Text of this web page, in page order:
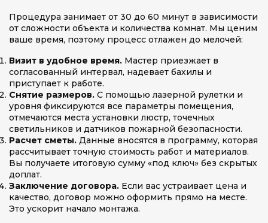
Процедура занимает от 30 до 60 минут в зависимости
от сложности объекта и количества комнат. Мы ценим
ваше время, поэтому процесс отлажен до мелочей:
Визит в удобное время. Мастер приезжает в
согласованный интервал, надевает бахилы и
приступает к работе.
Снятие размеров. С помощью лазерной рулетки и
уровня фиксируются все параметры помещения,
отмечаются места установки люстр, точечных
светильников и датчиков пожарной безопасности.
Расчет сметы. Данные вносятся в программу, которая
рассчитывает точную стоимость работ и материалов.
Вы получаете итоговую сумму «под ключ» без скрытых
доплат.
Заключение договора. Если вас устраивает цена и
качество, договор можно оформить прямо на месте.
Это ускорит начало монтажа.